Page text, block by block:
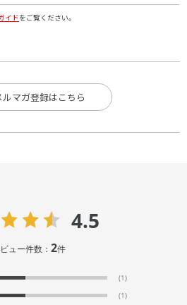
イドをご覧ください。
ルマガ登録はこちら
4.5
ュー件数：2件
(1)
(1)